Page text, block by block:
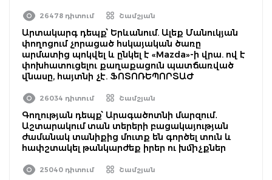
26478 դիտում Շամշյան
Արտակարգ դեպք՝ Երևանում. Ալեք Մանուկյան
փողոցում չորացած հսկայական ծառը
արմատից պոկվել և ընկել է «Mazda»-ի վրա. ով է
փոխհատուցելու քաղաքացուն պատճառված
վնասը, հայտնի չէ. ՖՈՏՈՌԵՊՈՐՏԱԺ
26034 դիտում Շամշյան
Գողության դեպք՝ Արագածոտնի մարզում․
Աշտարակում տան տերերի բացակայության
ժամանակ տանիքից մուտք են գործել տուն և
հափշտակել թանկարժեք իրեր ու խմիչքներ
25040 դիտում Շամշյան